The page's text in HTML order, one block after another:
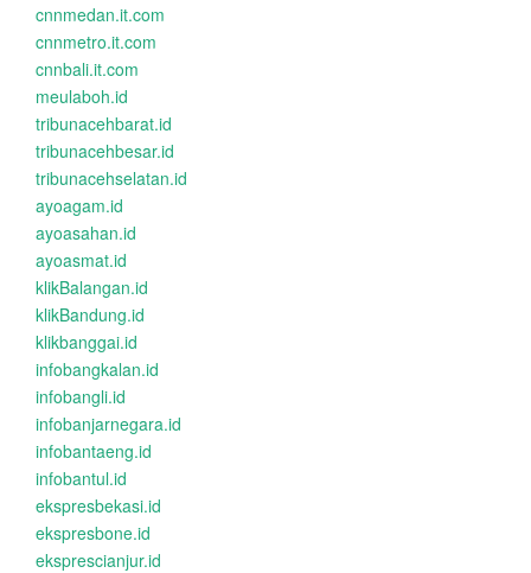
cnnmedan.it.com
cnnmetro.it.com
cnnbali.it.com
meulaboh.id
tribunacehbarat.id
tribunacehbesar.id
tribunacehselatan.id
ayoagam.id
ayoasahan.id
ayoasmat.id
klikBalangan.id
klikBandung.id
klikbanggai.id
infobangkalan.id
infobangli.id
infobanjarnegara.id
infobantaeng.id
infobantul.id
ekspresbekasi.id
ekspresbone.id
eksprescianjur.id